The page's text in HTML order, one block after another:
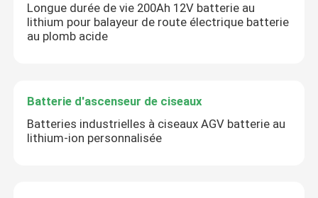
Longue durée de vie 200Ah 12V batterie au
lithium pour balayeur de route électrique batterie
au plomb acide
Batterie d'ascenseur de ciseaux
Batteries industrielles à ciseaux AGV batterie au
lithium-ion personnalisée